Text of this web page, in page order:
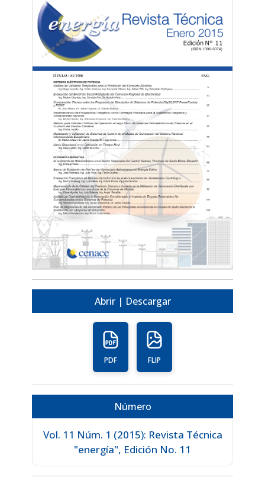
Abrir | Descargar
PDF FLIP
Número
Vol. 11 Núm. 1 (2015): Revista Técnica
"energía", Edición No. 11